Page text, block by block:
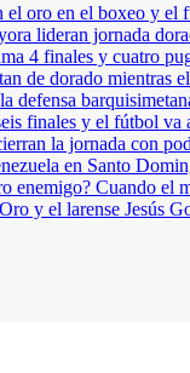
el oro en el boxeo y
lideran jornada
4 finales y cuatro
de dorado mientras
defensa
finales y el fútbol va
la jornada con
en Santo
enemigo? Cuando el
y el larense Jesús